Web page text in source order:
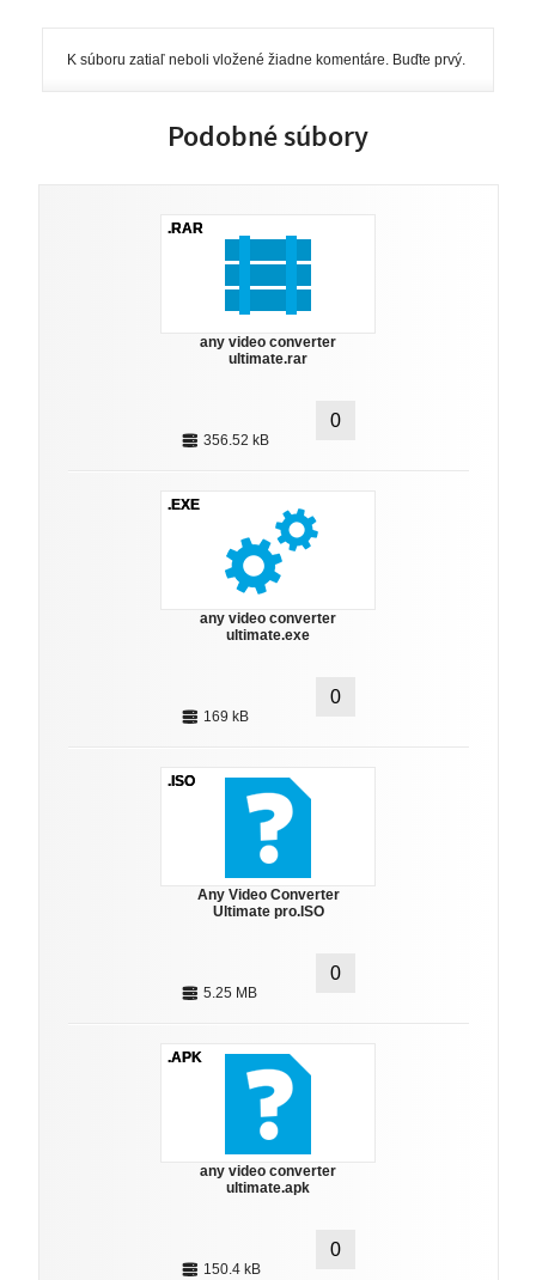
K súboru zatiaľ neboli vložené žiadne komentáre. Buďte prvý.
Podobné súbory
.RAR
any video converter
ultimate.rar
356.52 kB
0
.EXE
any video converter
ultimate.exe
169 kB
0
.ISO
Any Video Converter
Ultimate pro.ISO
5.25 MB
0
.APK
any video converter
ultimate.apk
150.4 kB
0